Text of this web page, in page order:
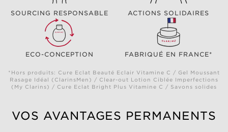
SOURCING RESPONSABLE ACTIONS SOLIDAIRES
ECO-CONCEPTION FABRIQUÉ EN FRANCE*
*Hors produits: Cure Eclat Beauté Eclair Vitamine C / Gel Moussant
Rasage Idéal (ClarinsMen) / Clear-out Lotion Ciblée Imperfections
(My Clarins) / Cure Eclat Bright Plus Vitamine C / Savons solides
VOS AVANTAGES PERMANENTS